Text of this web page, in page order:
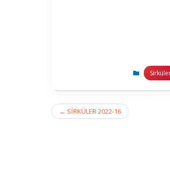
Post
navigation
← SİRKÜLER 2022-16